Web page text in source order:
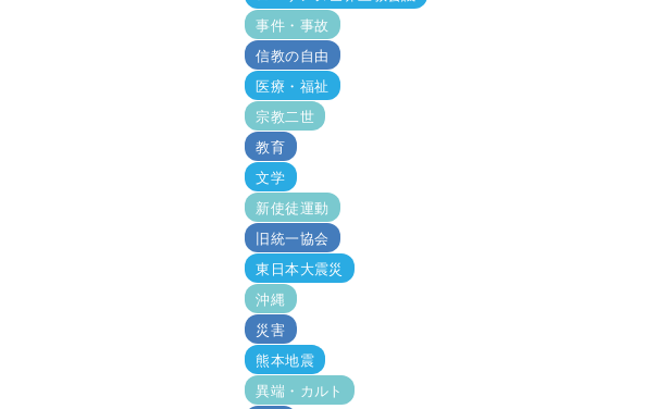
事件・事故
信教の自由
医療・福祉
宗教二世
教育
文学
新使徒運動
旧統一協会
東日本大震災
沖縄
災害
熊本地震
異端・カルト